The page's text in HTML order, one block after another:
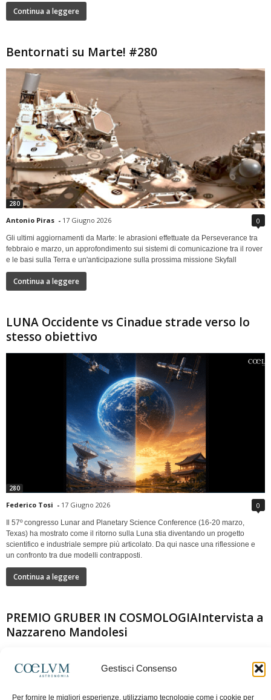
Gestisci Consenso
Per fornire le migliori esperienze, utilizziamo tecnologie come i cookie per
Continua a leggere
Bentornati su Marte! #280
280
Antonio Piras - 17 Giugno 2026 0
Gli ultimi aggiornamenti da Marte: le abrasioni effettuate da Perseverance tra
febbraio e marzo, un approfondimento sui sistemi di comunicazione tra il rover
e le basi sulla Terra e un'anticipazione sulla prossima missione Skyfall
Continua a leggere
LUNA Occidente vs Cinadue strade verso lo
stesso obiettivo
280
Federico Tosi - 17 Giugno 2026 0
Il 57º congresso Lunar and Planetary Science Conference (16-20 marzo,
Texas) ha mostrato come il ritorno sulla Luna stia diventando un progetto
scientifico e industriale sempre più articolato. Da qui nasce una riflessione e
un confronto tra due modelli contrapposti.
Continua a leggere
PREMIO GRUBER IN COSMOLOGIAIntervista a
Nazzareno Mandolesi